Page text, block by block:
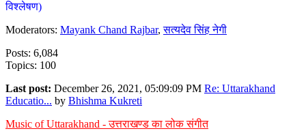
विश्लेषण)
Moderators: Mayank Chand Rajbar,सत्यदेव सिंह नेगी
Posts: 6,084
Topics: 100
Last post: December 26, 2021, 05:09:09 PM Re: Uttarakhand
Educatio... by Bhishma Kukreti
Music of Uttarakhand - उत्तराखण्ड का लोक संगीत